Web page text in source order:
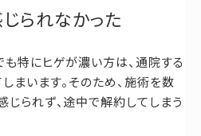
られなかった
特にヒゲが濃い方は、通院する
まいます。そのため、施術を数
られず、途中で解約してしまう